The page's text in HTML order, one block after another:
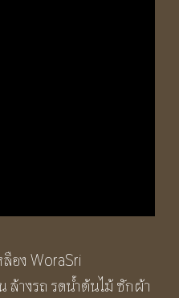
อง WoraSri
ล้างรถ รดน้ำต้นไม้ ซักผ้า